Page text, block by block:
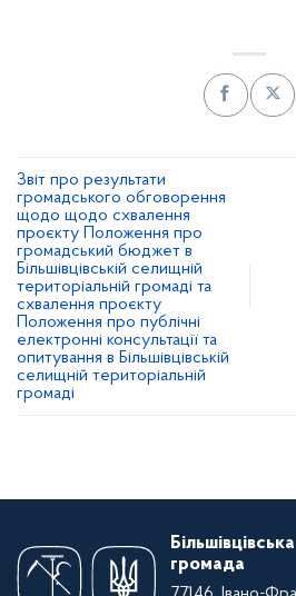
Звіт про результати
громадського обговорення
щодо щодо схвалення
проєкту Положення про
громадський бюджет в
Більшівцівській селищній
територіальній громаді та
схвалення проєкту
Положення про публічні
електронні консультації та
опитування в Більшівцівській
селищній територіальній
громаді
громада